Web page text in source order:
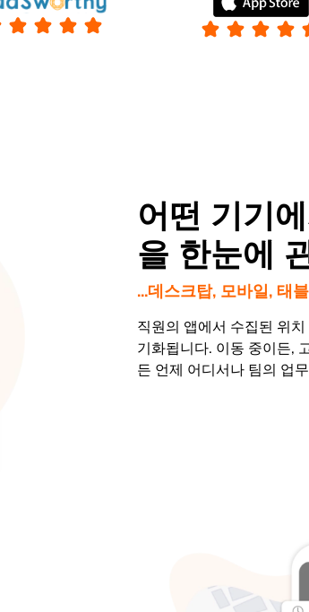
어떤 기기
을 한눈에
...데스크탑, 모바일, 태
직원의 앱에서 수집된 위
기화됩니다. 이동 중이든,
든 언제 어디서나 팀의 업